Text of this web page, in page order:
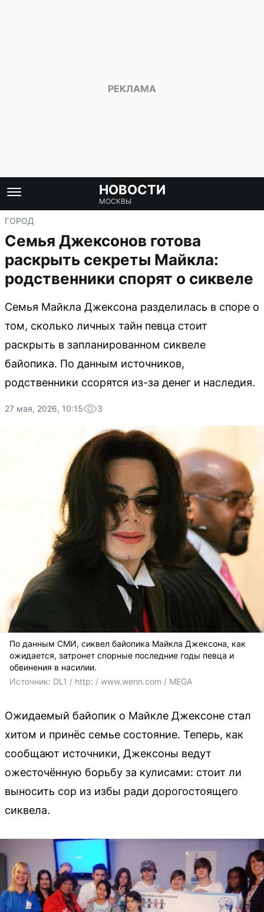
НОВОСТИ
МОСКВЫ
ГОРОД
Семья Джексонов готова
раскрыть секреты Майкла:
родственники спорят о сиквеле
Семья Майкла Джексона разделилась в споре о
том, сколько личных тайн певца стоит
раскрыть в запланированном сиквеле
байопика. По данным источников,
родственники ссорятся из-за денег и наследия.
27 мая, 2026, 10:15 3
По данным СМИ, сиквел байопика Майкла Джексона, как
ожидается, затронет спорные последние годы певца и
обвинения в насилии.
Источник: DL1 / http: / www.wenn.com / MEGA
Ожидаемый байопик о Майкле Джексоне стал
хитом и принёс семье состояние. Теперь, как
сообщают источники, Джексоны ведут
ожесточённую борьбу за кулисами: стоит ли
выносить сор из избы ради дорогостоящего
сиквела.